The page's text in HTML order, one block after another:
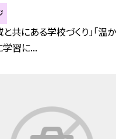
と共にある学校づくり」「
学習に...